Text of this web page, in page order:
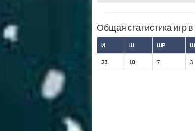
Общая статистика игр
И Ш ШР
23 10 7 3